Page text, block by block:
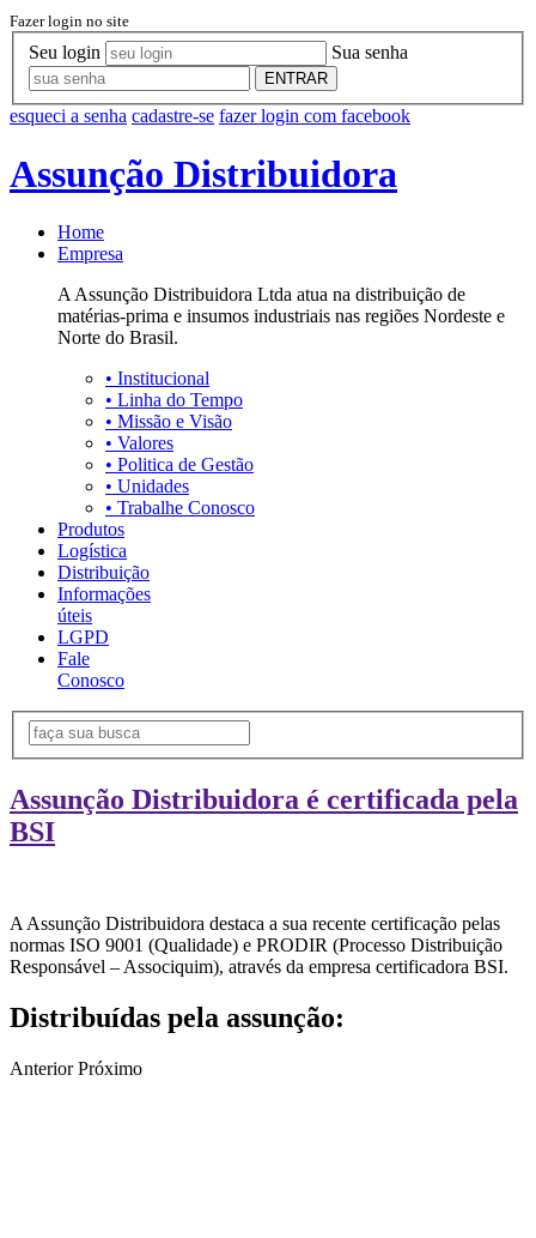
Fazer login no site
Seu login Sua senha
ENTRAR
esqueci a senha cadastre-se fazer login com facebook
Assunção Distribuidora
Home
Empresa
A Assunção Distribuidora Ltda atua na distribuição de
matérias-prima e insumos industriais nas regiões Nordeste e
Norte do Brasil.
• Institucional
• Linha do Tempo
• Missão e Visão
• Valores
• Politica de Gestão
• Unidades
• Trabalhe Conosco
Produtos
Logística
Distribuição
Informações
úteis
LGPD
Fale
Conosco
Assunção Distribuidora é certificada pela
BSI
A Assunção Distribuidora destaca a sua recente certificação pelas
normas ISO 9001 (Qualidade) e PRODIR (Processo Distribuição
Responsável – Associquim), através da empresa certificadora BSI.
Distribuídas pela assunção:
Anterior Próximo